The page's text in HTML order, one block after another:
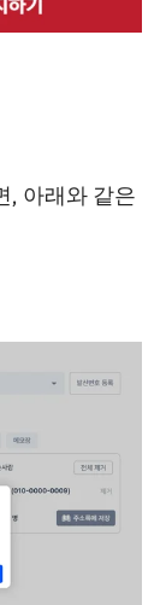
, 아래와 같은